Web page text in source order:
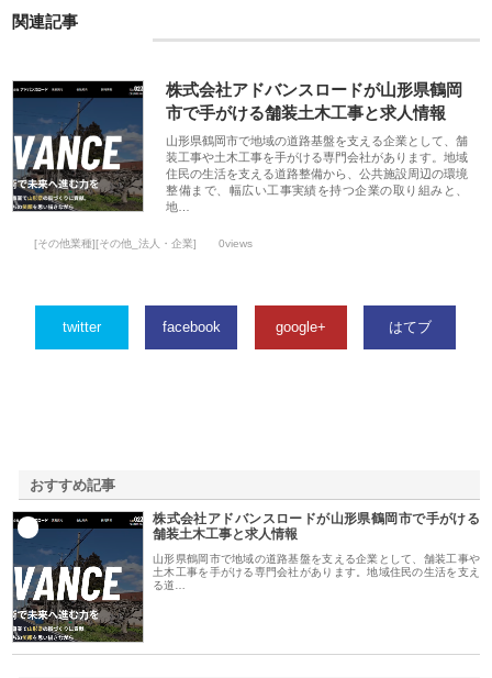
関連記事
株式会社アドバンスロードが山形県鶴岡
市で手がける舗装土木工事と求人情報
山形県鶴岡市で地域の道路基盤を支える企業として、舗
装工事や土木工事を手がける専門会社があります。地域
住民の生活を支える道路整備から、公共施設周辺の環境
整備まで、幅広い工事実績を持つ企業の取り組みと、
地…
[その他業種][その他_法人・企業] 0views
twitter facebook google+ はてブ
おすすめ記事
株式会社アドバンスロードが山形県鶴岡市で手がける
舗装土木工事と求人情報
山形県鶴岡市で地域の道路基盤を支える企業として、舗装工事や
土木工事を手がける専門会社があります。地域住民の生活を支え
る道…